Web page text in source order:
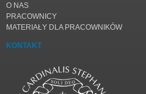
O NAS
PRACOWNICY
MATERIAŁY DLA PRACOWNIKÓW
KONTAKT